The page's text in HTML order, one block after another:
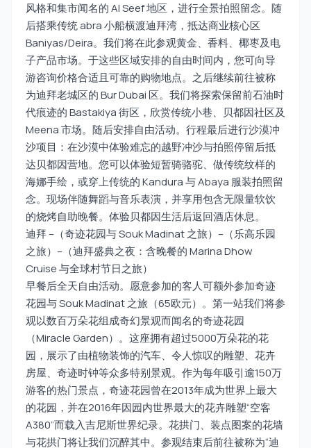
风格和集市闻名的 Al Seef 地区，进行全景拍照留念。随
后搭乘传统 abra 小船横渡迪拜湾，抵达商业核心区
Baniyas/Deira。我们将在此参观黄金、香料、椰枣及电
子产品市场。于这些区域安排的自由时间内，您可向导
游咨询价格合适且可靠的购物地点。之后继续前往被称
为迪拜老城区的 Bur Dubai 区。我们将探索保留前石油时
代痕迹的 Bastakiya 街区，欣赏传统小巷、贝都因社区及
Meena 市场。随后安排自由活动。行程最后进行沙漠冲
沙项目：在沙漠中体验难忘的越野冲沙与拍照停留后抵
达贝都因营地。您可以体验短暂骑骆驼、做传统纹样的
海娜手绘，或穿上传统的 Kandura 与 Abaya 服装拍照留
念。现场伴随舞蹈与音乐表演，并享用包含无限量软饮
的烧烤自助晚餐。体验贝都因生活后返回酒店休息。
迪拜 –（奇迹花园与 Souk Madinat 之旅）–（乐高乐园
之旅）–（迪拜盛典之夜：含晚餐的 Marina Dhow
Cruise 与全球村节日之旅）
早餐后全天自由活动。愿意参加的客人可额外参加奇迹
花园与 Souk Madinat 之旅（65欧元）。第一站我们将参
观以数百万朵花组成奇幻景观而闻名的奇迹花园
（Miracle Garden）。这座拥有超过5000万朵花的花
园，展示了由植物装饰的汽车、令人惊叹的雕塑、花卉
房屋、奇迹时钟等众多特别景观。作为每年吸引逾150万
游客的热门景点，奇迹花园曾在2013年成为世界上最大
的花园，并在2016年因园内世界最大的花卉雕塑“空客
A380”而载入吉尼斯世界纪录。花拱门、装点图案的花墙
与花拱门将让我们沉醉其中。参观结束后前往被称为“迪